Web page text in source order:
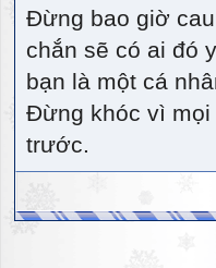
Đừng bao giờ
chắn sẽ có ai đó
bạn là một cá
Đừng khóc vì
trước.